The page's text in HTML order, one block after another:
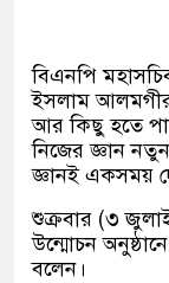
বিএনপি
ইসলাম আলমগীর
আর কিছু হতে
নিজের জ্ঞান
জ্ঞানই একসময়
শুক্রবার (৩
উন্মোচন
বলেন।